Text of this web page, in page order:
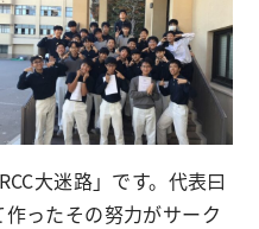
大迷路」です。代表曰
ったその努力がサーク